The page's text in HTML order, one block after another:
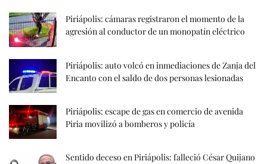
Piriápolis: cámaras registraron el momento de la
agresión al conductor de un monopatín eléctrico
Piriápolis: auto volcó en inmediaciones de Zanja del
Encanto con el saldo de dos personas lesionadas
Piriápolis: escape de gas en comercio de avenida
Piria movilizó a bomberos y policía
Sentido deceso en Piriápolis: falleció César Quijano